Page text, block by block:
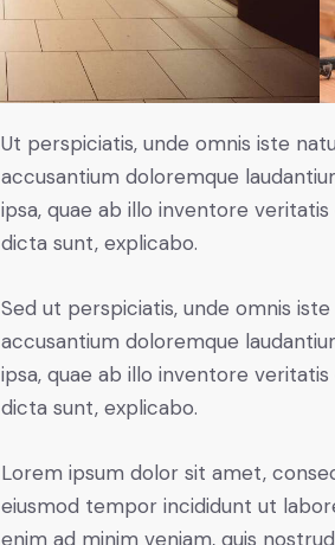
Ut perspiciatis, unde omnis iste
accusantium doloremque
ipsa, quae ab illo inventore
dicta sunt, explicabo.
Sed ut perspiciatis, unde omnis
accusantium doloremque
ipsa, quae ab illo inventore
dicta sunt, explicabo.
Lorem ipsum dolor sit amet,
eiusmod tempor incididunt ut
enim ad minim veniam, quis